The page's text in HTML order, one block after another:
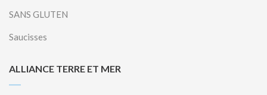
SANS GLUTEN
Saucisses
ALLIANCE TERRE ET MER